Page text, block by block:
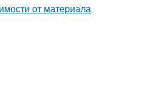
от материала